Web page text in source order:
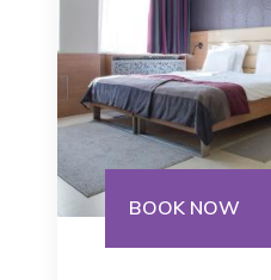
BOOK NOW